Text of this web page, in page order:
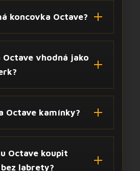
koncovka Octave?
Octave vhodná jako
Octave kamínky?
Octave koupit
labrety?